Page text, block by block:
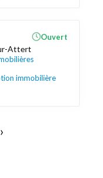
Attert
immobilière
Ouvert
›